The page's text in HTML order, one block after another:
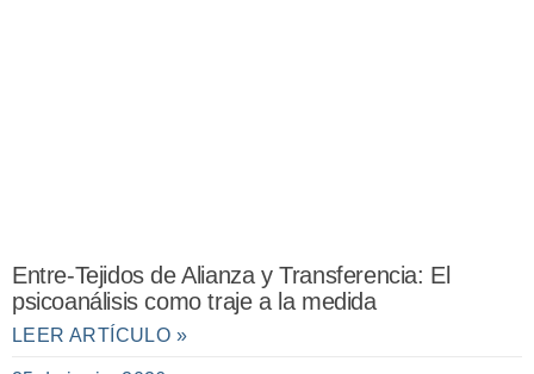
Entre-Tejidos de Alianza y Transferencia: El
psicoanálisis como traje a la medida
LEER ARTÍCULO »